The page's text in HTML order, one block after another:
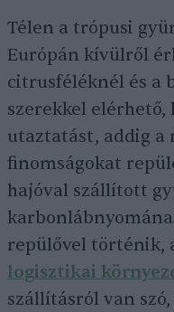
Télen a trópusi
Európán kívülről
citrusféléknél és a
szerekkel
utaztatást, addig a
finomságokat
hajóval szállított
repülővel történik,
logisztikai
szállításról van